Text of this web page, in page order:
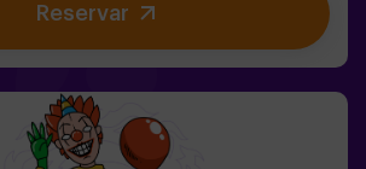
divertidos (¡como los del
Explorarás el Jardín Secreto de la
para niños | familias | cumpleaños
del juego, puedes reservar nuestra
Monitor incluido únicamente
Reservar